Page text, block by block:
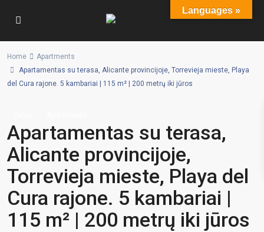
Home
Apartments
Apartamentas su terasa, Alicante provincijoje, Torrevieja mieste, Playa
del Cura rajone. 5 kambariai | 115 m² | 200 metrų iki jūros
Apartamentas su terasa,
Alicante provincijoje,
Torrevieja mieste, Playa del
Cura rajone. 5 kambariai |
115 m² | 200 metrų iki jūros
Languages »